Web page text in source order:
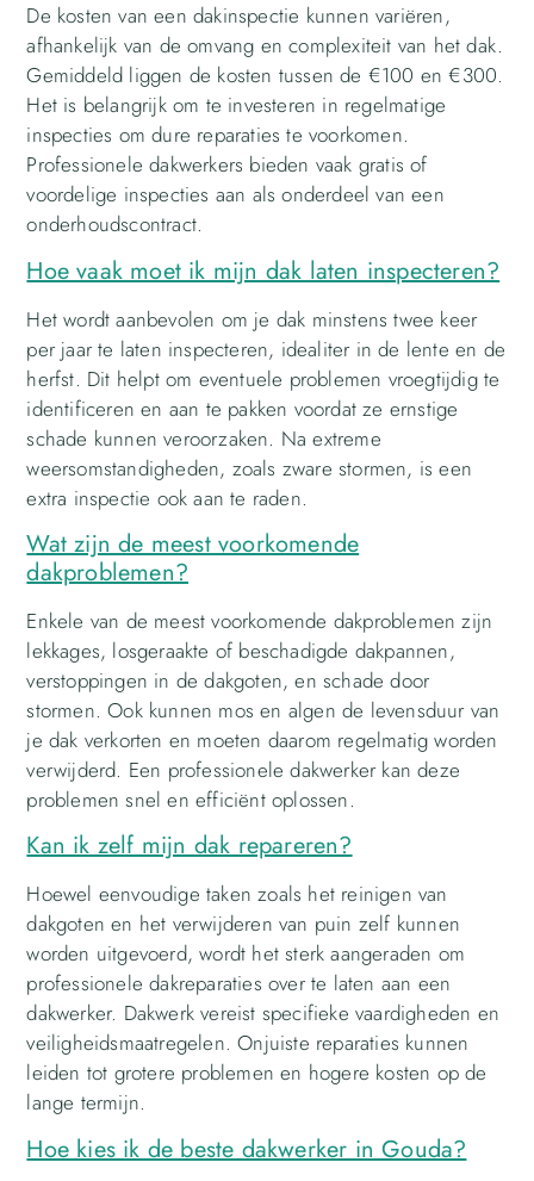
De kosten van een dakinspectie kunnen variëren,
afhankelijk van de omvang en complexiteit van het dak.
Gemiddeld liggen de kosten tussen de €100 en €300.
Het is belangrijk om te investeren in regelmatige
inspecties om dure reparaties te voorkomen.
Professionele dakwerkers bieden vaak gratis of
voordelige inspecties aan als onderdeel van een
onderhoudscontract.
Hoe vaak moet ik mijn dak laten inspecteren?
Het wordt aanbevolen om je dak minstens twee keer
per jaar te laten inspecteren, idealiter in de lente en de
herfst. Dit helpt om eventuele problemen vroegtijdig te
identificeren en aan te pakken voordat ze ernstige
schade kunnen veroorzaken. Na extreme
weersomstandigheden, zoals zware stormen, is een
extra inspectie ook aan te raden.
Wat zijn de meest voorkomende
dakproblemen?
Enkele van de meest voorkomende dakproblemen zijn
lekkages, losgeraakte of beschadigde dakpannen,
verstoppingen in de dakgoten, en schade door
stormen. Ook kunnen mos en algen de levensduur van
je dak verkorten en moeten daarom regelmatig worden
verwijderd. Een professionele dakwerker kan deze
problemen snel en efficiënt oplossen.
Kan ik zelf mijn dak repareren?
Hoewel eenvoudige taken zoals het reinigen van
dakgoten en het verwijderen van puin zelf kunnen
worden uitgevoerd, wordt het sterk aangeraden om
professionele dakreparaties over te laten aan een
dakwerker. Dakwerk vereist specifieke vaardigheden en
veiligheidsmaatregelen. Onjuiste reparaties kunnen
leiden tot grotere problemen en hogere kosten op de
lange termijn.
Hoe kies ik de beste dakwerker in Gouda?